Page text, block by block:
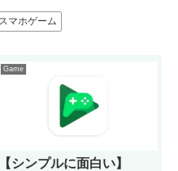
スマホゲーム
Game
【シンプルに面白い】